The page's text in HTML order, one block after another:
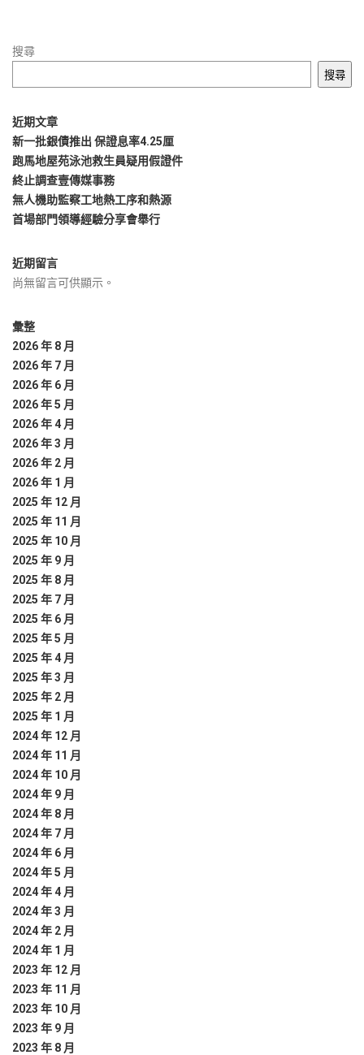
搜尋
搜尋
近期文章
新一批銀債推出 保證息率4.25厘
跑馬地屋苑泳池救生員疑用假證件
終止調查壹傳媒事務
無人機助監察工地熱工序和熱源
首場部門領導經驗分享會舉行
近期留言
尚無留言可供顯示。
彙整
2026 年 8 月
2026 年 7 月
2026 年 6 月
2026 年 5 月
2026 年 4 月
2026 年 3 月
2026 年 2 月
2026 年 1 月
2025 年 12 月
2025 年 11 月
2025 年 10 月
2025 年 9 月
2025 年 8 月
2025 年 7 月
2025 年 6 月
2025 年 5 月
2025 年 4 月
2025 年 3 月
2025 年 2 月
2025 年 1 月
2024 年 12 月
2024 年 11 月
2024 年 10 月
2024 年 9 月
2024 年 8 月
2024 年 7 月
2024 年 6 月
2024 年 5 月
2024 年 4 月
2024 年 3 月
2024 年 2 月
2024 年 1 月
2023 年 12 月
2023 年 11 月
2023 年 10 月
2023 年 9 月
2023 年 8 月